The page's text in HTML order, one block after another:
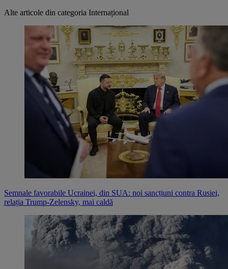
Alte articole din categoria Internațional
Semnale favorabile Ucrainei, din SUA: noi sancțiuni contra Rusiei,
relația Trump-Zelensky, mai caldă